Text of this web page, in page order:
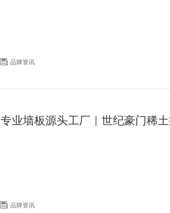
 品牌资讯
专业墙板源头工厂｜世纪豪门稀
 品牌资讯